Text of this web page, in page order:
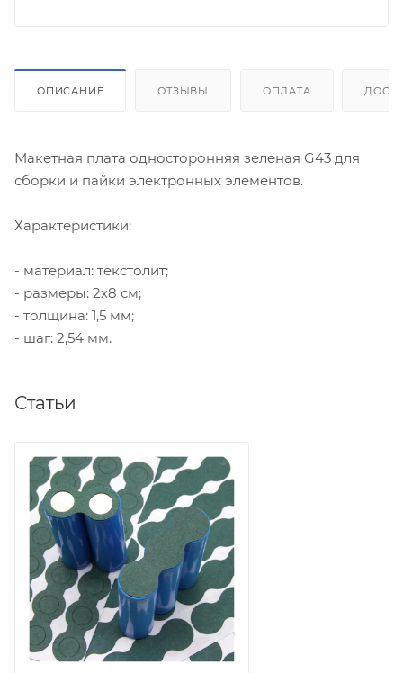
ОПИСАНИЕ ОТЗЫВЫ ОПЛАТА
Макетная плата односторонняя зеленая G43 для
сборки и пайки электронных элементов.
Характеристики:
- материал: текстолит;
- размеры: 2х8 см;
- толщина: 1,5 мм;
- шаг: 2,54 мм.
Статьи